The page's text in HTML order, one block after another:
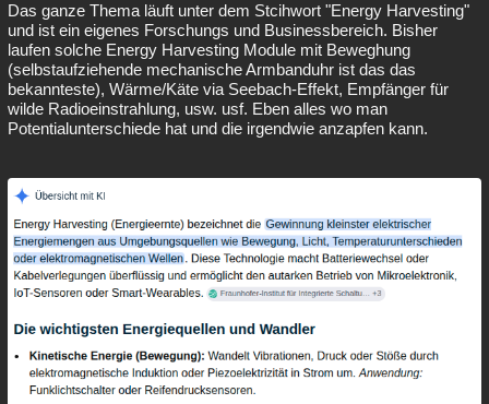
Das ganze Thema läuft unter dem Stcihwort "Energy Harvesting"
und ist ein eigenes Forschungs und Businessbereich. Bisher
laufen solche Energy Harvesting Module mit Beweghung
(selbstaufziehende mechanische Armbanduhr ist das das
bekannteste), Wärme/Käte via Seebach-Effekt, Empfänger für
wilde Radioeinstrahlung, usw. usf. Eben alles wo man
Potentialunterschiede hat und die irgendwie anzapfen kann.